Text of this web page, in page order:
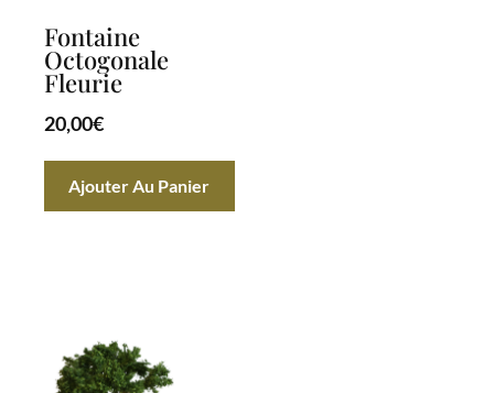
Fontaine
Octogonale
Fleurie
20,00€
Ajouter Au Panier